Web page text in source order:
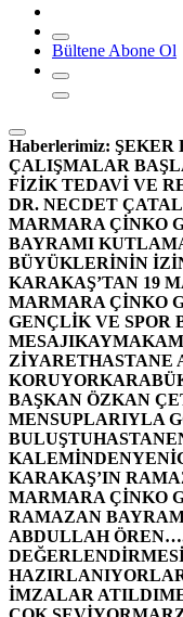
Bültene Abone Ol
Haberlerimiz: ŞEKER
ÇALIŞMALAR
FİZİK TEDAVİ VE
DR. NECDET
MARMARA ÇİNKO
BAYRAMI
BÜYÜKLERİNİN
KARAKAŞ’TAN 19
MARMARA ÇİNKO
GENÇLİK VE
MESAJI
ZİYARETHASTANE
KORUYOR
BAŞKAN ÖZKAN
MENSUPLARIYLA
BULUŞTU
KALEMİNDEN
KARAKAŞ’IN
MARMARA ÇİNKO
RAMAZAN
ABDULLAH
İMZALAR ATILDI